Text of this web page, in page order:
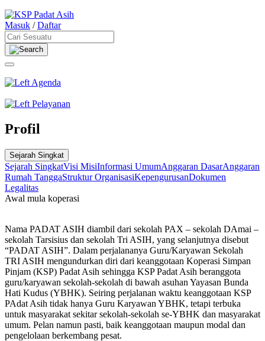
Skip
to
content
Masuk / Daftar
Agenda
Pelayanan
Profil
Sejarah Singkat
Sejarah SingkatVisi MisiInformasi UmumAnggaran DasarAnggaran
Rumah TanggaStruktur OrganisasiKepengurusanDokumen
Legalitas
Awal mula koperasi
Nama PADAT ASIH diambil dari sekolah PAX – sekolah DAmai –
sekolah Tarsisius dan sekolah Tri ASIH, yang selanjutnya disebut
“PADAT ASIH”. Dalam perjalananya Guru/Karyawan Sekolah
TRI ASIH mengundurkan diri dari keanggotaan Koperasi Simpan
Pinjam (KSP) Padat Asih sehingga KSP Padat Asih beranggota
guru/karyawan sekolah-sekolah di bawah asuhan Yayasan Bunda
Hati Kudus (YBHK). Seiring perjalanan waktu keanggotaan KSP
PAdat Asih tidak hanya Guru Karyawan YBHK, tetapi terbuka
untuk masyarakat sekitar sekolah-sekolah se-YBHK dan masyarakat
umum. Pelan namun pasti, baik keanggotaan maupun modal dan
pengelolaan berkembang pesat.